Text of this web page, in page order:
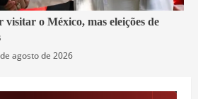
o México, mas eleições de
agosto de 2026